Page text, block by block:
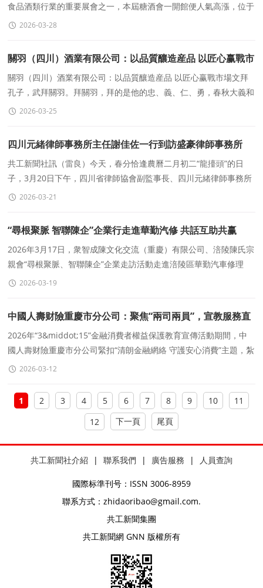
食品酒類行業的重要展會之一，本屆糖酒會一開館便人氣高漲，位于
西博城的展區客流如織，現場氣氛熱烈。&uarr;26日一大
2026-03-28
關羽（四川）酒業有限公司：以品質釀造産品 以匠心赢戰市
場
關羽（四川）酒業有限公司：以品質釀造産品 以匠心赢戰市場文拜
孔子，武拜關羽。拜關羽，拜的是他的忠、義、仁、勇，春秋大義和
義薄雲天。關公文化名揚天下，關公精神流傳千古！在中華民
2026-03-25
四川元緒律師事務所主任謝佳佐一行到訪盛豪律師事務所
共工新聞社訊（雷良）今天，春分恰逢農曆二月初二“龍擡頭”的日
子，3月20日下午，四川省律師協會副監事長、四川元緒律師事務所
管委會主席、首席合夥人、主任謝佳佐，攜高級
2026-03-21
“尋根聚脈 智聯陳企”企業行走進華勤汽修 共話互助共赢
2026年3月17日，衆智成陳文化交流（重慶）有限公司、涪陵陳氏宗
親會“尋根聚脈、智聯陳企”企業走訪活動走進涪陵區華勤汽車修理
廠。宗親代表陳永強、陳瓊、陳念等一行，
2026-03-19
中國人壽财險重慶市分公司：聚焦“兩司兩員”，宣教服務直
達一線 暖心慰問情系勞動者
2026年“3&middot;15”金融消費者權益保護教育宣傳活動期間，中
國人壽财險重慶市分公司緊扣“清朗金融網絡 守護安心消費”主題，紮
實開展消保宣傳工作。公
2026-03-12
1 2 3 4 5 6 7 8 9 10
11
12
下一頁 尾頁
共工新聞社介紹 | 聯系我們 | 廣告服務 | 人員查詢
國際标準刊号：ISSN 3006-8959
聯系方式：zhidaoribao@gmail.com.
共工新聞集團
共工新聞網 GNN 版權所有